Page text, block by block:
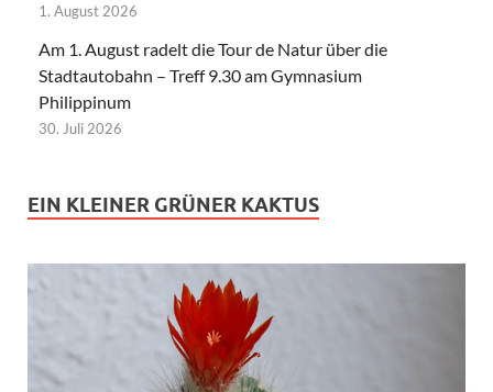
1. August 2026
Am 1. August radelt die Tour de Natur über die
Stadtautobahn – Treff 9.30 am Gymnasium
Philippinum
30. Juli 2026
EIN KLEINER GRÜNER KAKTUS